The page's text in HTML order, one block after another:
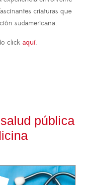
criaturas que
sudamericana.
click aquí.
pública